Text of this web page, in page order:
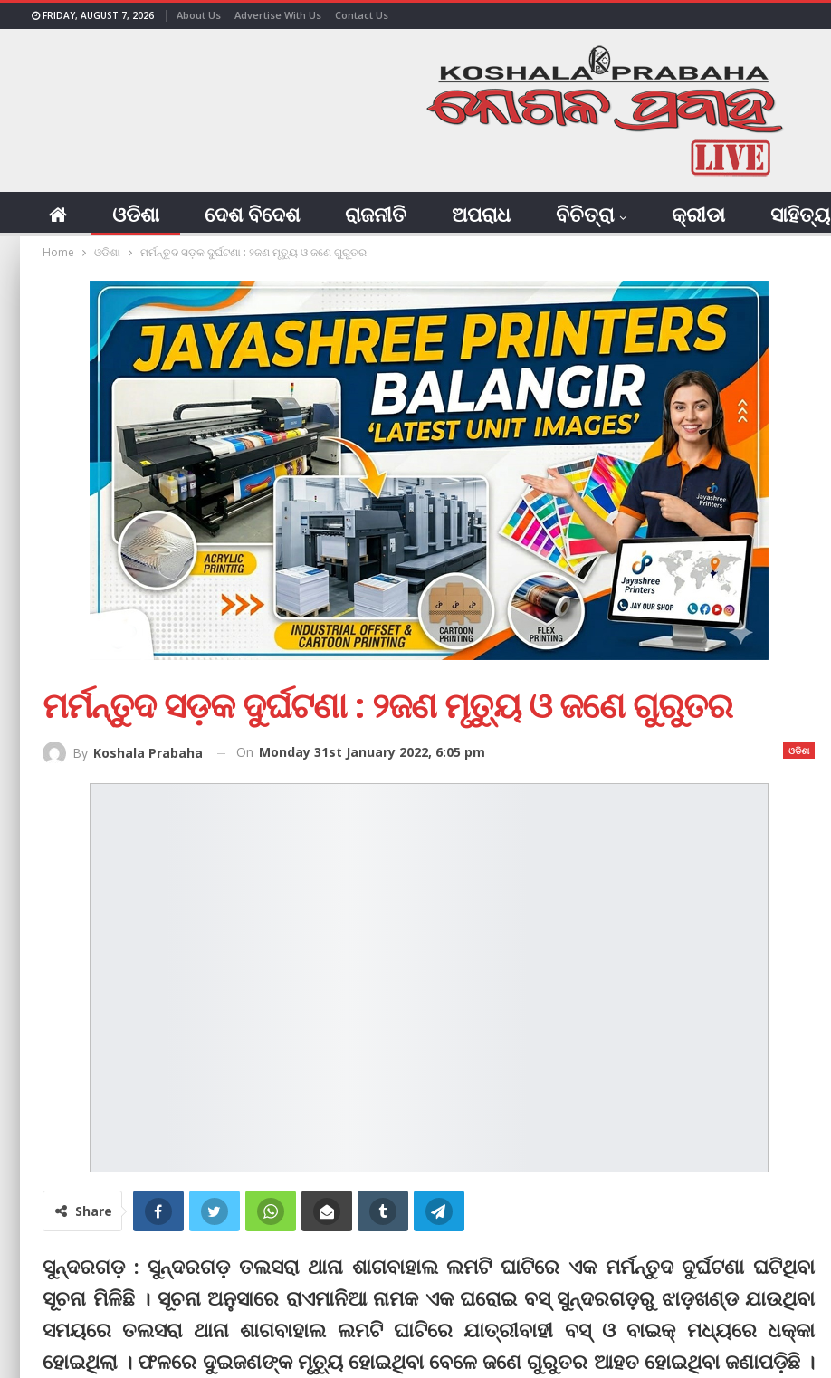
FRIDAY, AUGUST 7, 2026 About Us Advertise With Us Contact Us
ଓଡିଶା ଦେଶ ବିଦେଶ ରାଜନୀତି ଅପରାଧ ବିଚିତ୍ରା କ୍ରୀଡା ସାହିତ୍ୟ
Home ଓଡିଶା ମର୍ମନ୍ତୁଦ ସଡ଼କ ଦୁର୍ଘଟଣା : ୨ଜଣ ମୃତ୍ୟୁ ଓ ଜଣେ ଗୁରୁତର
ମର୍ମନ୍ତୁଦ ସଡ଼କ ଦୁର୍ଘଟଣା : ୨ଜଣ ମୃତ୍ୟୁ ଓ ଜଣେ ଗୁରୁତର
ଓଡିଶା
By Koshala Prabaha On Monday 31st January 2022, 6:05 pm
Share
ସୁନ୍ଦରଗଡ଼ : ସୁନ୍ଦରଗଡ଼ ତଲସରା ଥାନା ଶାଗବାହାଲ ଲମଟି ଘାଟିରେ ଏକ ମର୍ମନ୍ତୁଦ ଦୁର୍ଘଟଣା ଘଟିଥିବା
ସୂଚନା ମିଳିଛି । ସୂଚନା ଅନୁସାରେ ରାଏମାନିଆ ନାମକ ଏକ ଘରୋଇ ବସ୍‌ ସୁନ୍ଦରଗଡ଼ରୁ ଝାଡ଼ଖଣ୍ଡ ଯାଉଥିବା
ସମୟରେ ତଲସରା ଥାନା ଶାଗବାହାଲ ଲମଟି ଘାଟିରେ ଯାତ୍ରୀବାହୀ ବସ୍‌ ଓ ବାଇକ୍‌ ମଧ୍ୟରେ ଧକ୍କା
ହୋଇଥିଲା । ଫଳରେ ଦୁଇଜଣଙ୍କ ମୃତ୍ୟୁ ହୋଇଥିବା ବେଳେ ଜଣେ ଗୁରୁତର ଆହତ ହୋଇଥିବା ଜଣାପଡ଼ିଛି ।